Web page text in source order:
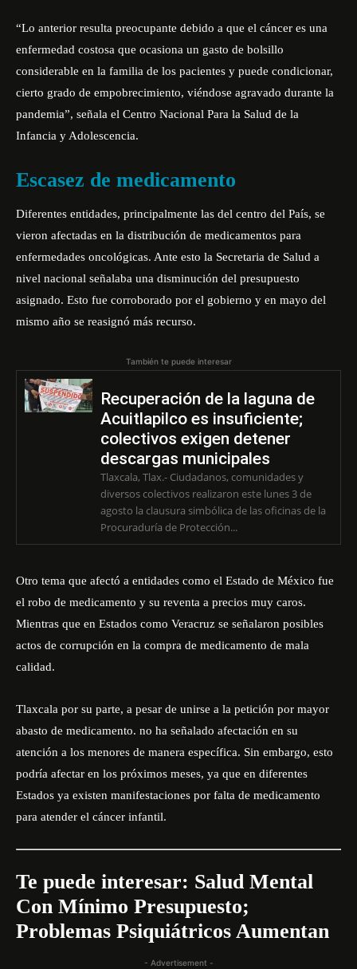
“Lo anterior resulta preocupante debido a que el cáncer es una
enfermedad costosa que ocasiona un gasto de bolsillo
considerable en la familia de los pacientes y puede condicionar,
cierto grado de empobrecimiento, viéndose agravado durante la
pandemia”, señala el Centro Nacional Para la Salud de la
Infancia y Adolescencia.
Escasez de medicamento
Diferentes entidades, principalmente las del centro del País, se
vieron afectadas en la distribución de medicamentos para
enfermedades oncológicas. Ante esto la Secretaria de Salud a
nivel nacional señalaba una disminución del presupuesto
asignado. Esto fue corroborado por el gobierno y en mayo del
mismo año se reasignó más recurso.
También te puede interesar
Recuperación de la laguna de
Acuitlapilco es insuficiente;
colectivos exigen detener
descargas municipales
Tlaxcala, Tlax.- Ciudadanos, comunidades y
diversos colectivos realizaron este lunes 3 de
agosto la clausura simbólica de las oficinas de la
Procuraduría de Protección...
Otro tema que afectó a entidades como el Estado de México fue
el robo de medicamento y su reventa a precios muy caros.
Mientras que en Estados como Veracruz se señalaron posibles
actos de corrupción en la compra de medicamento de mala
calidad.
Tlaxcala por su parte, a pesar de unirse a la petición por mayor
abasto de medicamento. no ha señalado afectación en su
atención a los menores de manera específica. Sin embargo, esto
podría afectar en los próximos meses, ya que en diferentes
Estados ya existen manifestaciones por falta de medicamento
para atender el cáncer infantil.
Te puede interesar: Salud Mental
Con Mínimo Presupuesto;
Problemas Psiquiátricos Aumentan
- Advertisement -